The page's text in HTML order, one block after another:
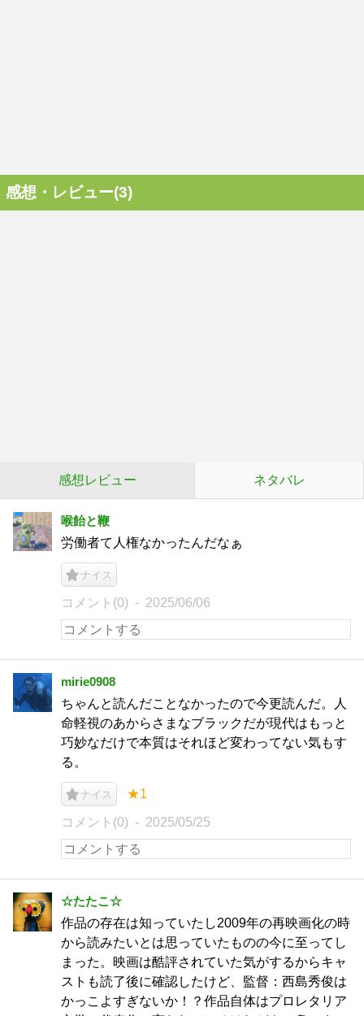
感想・レビュー(3)
感想レビュー ネタバレ
喉飴と鞭
労働者て人権なかったんだなぁ
ナイス
コメント(0) 2025/06/06
mirie0908
ちゃんと読んだことなかったので今更読んだ。人
命軽視のあからさまなブラックだが現代はもっと
巧妙なだけで本質はそれほど変わってない気もす
る。
ナイス ★1
コメント(0) 2025/05/25
☆たたこ☆
作品の存在は知っていたし2009年の再映画化の時
から読みたいとは思っていたものの今に至ってし
まった。映画は酷評されていた気がするからキャ
ストも読了後に確認したけど、監督：西島秀俊は
かっこよすぎないか！？作品自体はプロレタリア